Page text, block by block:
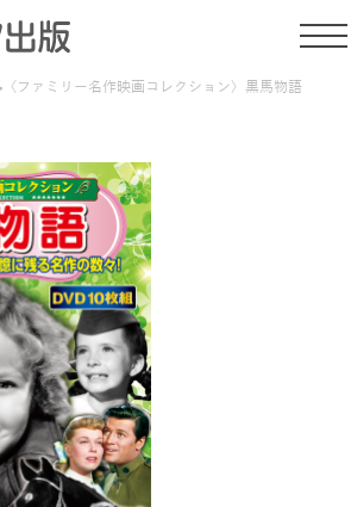
〈ファミリー名作映画コレクション〉黒馬物語